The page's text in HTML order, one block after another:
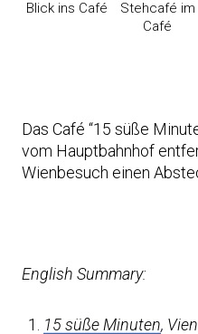
Blick ins Café
Stehcafé im
Café
Das Café “15 süße
vom Hauptbahnhof
Wienbesuch einen
English Summary:
15 süße Minuten,